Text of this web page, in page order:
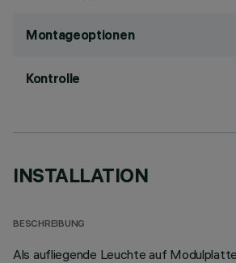
Montageoptionen
Kontrolle
INSTALLATION
BESCHREIBUNG
Als aufliegende Leuchte auf